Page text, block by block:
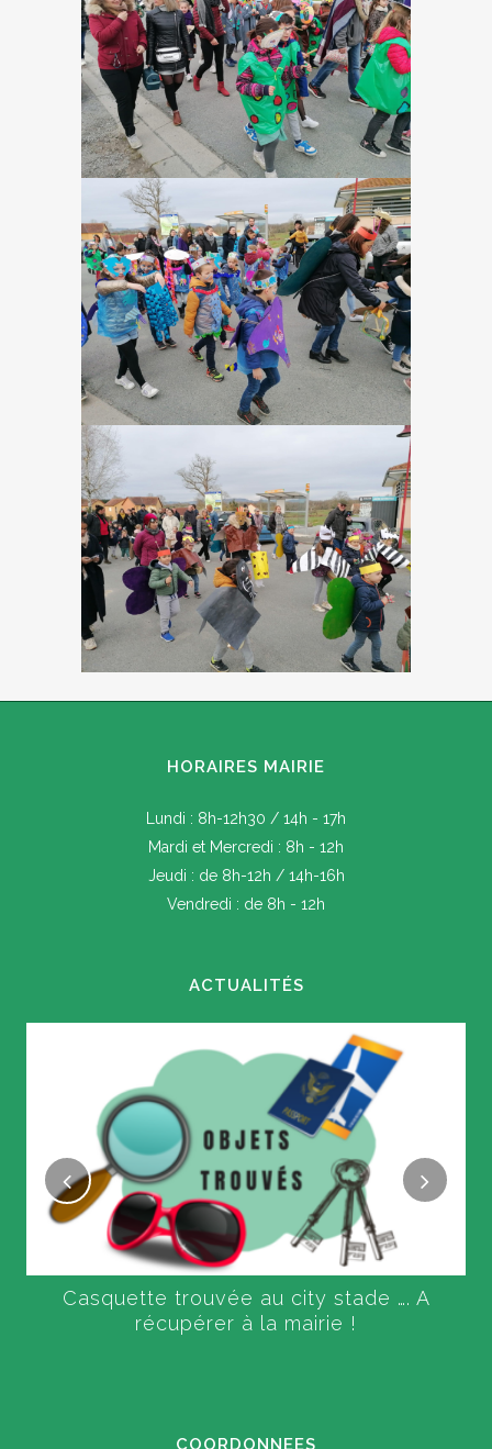
HORAIRES MAIRIE
Lundi : 8h-12h30 / 14h - 17h
Mardi et Mercredi : 8h - 12h
Jeudi : de 8h-12h / 14h-16h
Vendredi : de 8h - 12h
ACTUALITÉS
Casquette trouvée au city stade …. A
récupérer à la mairie !
COORDONNEES